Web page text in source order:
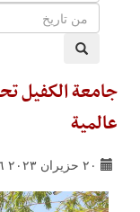
جامعة الكفيل
عالمية
٢٠ حزيران ٢٠٢٣ ١١:١٦